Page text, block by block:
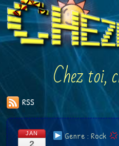
Chez toi,
RSS
JAN Genre : Rock